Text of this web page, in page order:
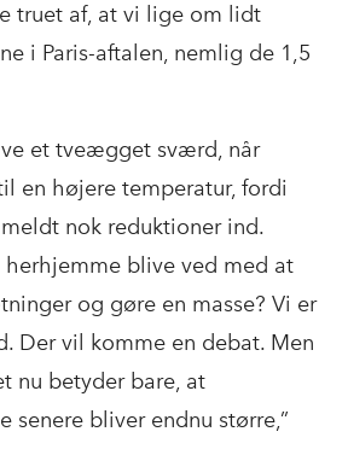
truet af, at vi lige om lidt
i Paris-aftalen, nemlig de 1,5
et tveægget sværd, når
en højere temperatur, fordi
nok reduktioner ind.
herhjemme blive ved med at
og gøre en masse? Vi er
Der vil komme en debat. Men
nu betyder bare, at
senere bliver endnu større,”